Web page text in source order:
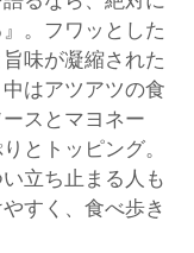
。フワッとした
味が凝縮された
はアツアツの食
スとマヨネー
とトッピング。
立ち止まる人も
すく、食べ歩き